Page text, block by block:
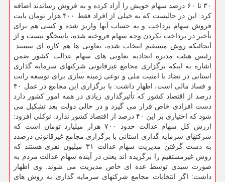
۳۰ تا ۶۰ درصد سهام خویش را آزاد کرده و به فروش رساندند اضافه
کرد: این در حالیست که به خیلی از افراد فقط ۴۰۰ هزار تومان بابت
فروش سهام پرداخت و به حساب آنها واریز شده و کسی هم برای
تأخیر در پرداخت نکردن وجه سهام فروخته شده، پاسخگو نیست و از
آنجائیکه روش مستقیم انتخاب شده، تعاونی ها هم کاره ای نیستند.
رئیس هیئت مدیره اتحادیه تعاونی های سهام عدالت کشور ضمن
اشاره به اینکه برگزاری مجامع غیرقانونی شرکتهای سرمایه گذاری
استانی در تضاد با امنیت ملی و نوعی زمینه سازی برای توسعه رانت
و فساد مالی است، اظهار داشت: با برگزاری این مجامع در عمل ۴۰
درصد از اقتصاد کشور که تأثیرگذاری زیادی در همه امور کشور دارد
دست افرادی خاص قرار می گیرد و در حالی دولت بعد تشکیل می
شود که اختیاری بر این ۴۰ درصد از اقتصاد کشور ندارد. توکلی افزود:
ارزش کل سهام عدالت حدود ۷۰۰ هزار میلیارد تومان است که
شرکتهای سرمایه گذاری استانی با برگزاری مجامع غیرقانونی درصدد
به دست گرفتن مدیریت سهام عدالت ۳۱ میلیون نفری هستند که
روش غیرمستقیم را برگزیده اند یعنی در آینده سهام عدالت مردم به
صورت سبدی توسط عده ای خاص مدیریت می شوند. وی اظهار
داشت: اگر انتخابات مجامع شرکتهای سرمایه گذاری به روش های